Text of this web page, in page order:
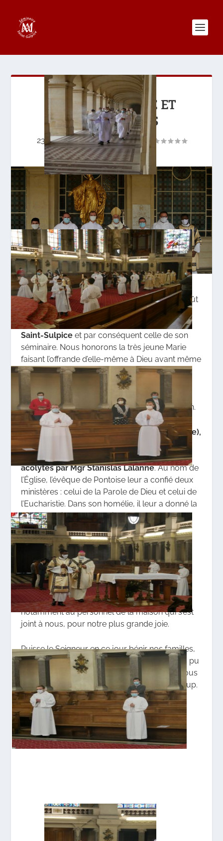
FÊTE PATRONALE ET
INSTITUTIONS
23 novembre 2020|Actualités |
La Présentation de la Vierge Marie au Temple fût
choisie par Monsieur Olier comme
patronale de la compagnie des prêtres de
Saint-Sulpice et par conséquent celle de son
séminaire. Nous honorons la très jeune Marie
faisant l’offrande d’elle-même à Dieu avant même
qu’il ne prenne chair en elle. Les séminaristes
s’unissent à la fille d’Anne et de Joachim en
renouvelant leur désir de se consacrer à Celui
qu’ils porteront au monde après leur ordination.
En cette solennité,
Xavier (diocèse de Nanterre),
Sébastien (Amiens), Ludovic (Lille) et Florian
(Pontoise) ont été institués lecteurs et
acolytes par Mgr Stanislas Lalanne. Au nom de
l’Église, l’évêque de Pontoise leur a confié deux
ministères : celui de la Parole de Dieu et celui de
l’Eucharistie. Dans son homélie, il leur a donné la
Vierge Marie comme meilleur modèle, car elle
« est la première de ceux qui écoutent et qui
gardent la Parole de Dieu. En elle, l’écoute est
telle qu’elle peut accueillir le Verbe jusqu’en sa
chair ».
Après la sainte messe, nous avons partagé un
déjeuner à la hauteur de la fête, grâce
notamment au personnel de la maison qui s’est
joint à nous, pour notre plus grande joie.
Puisse le Seigneur en ce jour bénir nos familles,
en particulier celles des institués qui n’ont pas pu
venir cette année à cause du confinement. Nous
n’oublions pas que nous leur devons beaucoup.
Que Sainte Anne et Saint Joachim les
accompagnent !